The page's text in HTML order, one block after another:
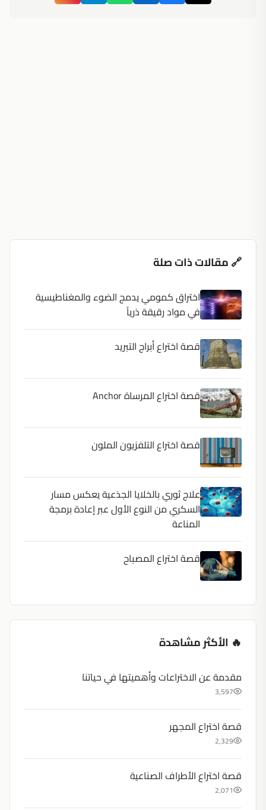
🔗 مقالات ذات صلة
اختراق كمومي يدمج الضوء والمغناطيسية
في مواد رقيقة ذرياً
قصة اختراع أبراج التبريد
قصة اختراع المرساة Anchor
قصة اختراع التلفزيون الملون
علاج ثوري بالخلايا الجذعية يعكس مسار
السكري من النوع الأول عبر إعادة برمجة
المناعة
قصة اختراع المصباح
🔥 الأكثر مشاهدة
مقدمة عن الاختراعات وأهميتها في حياتنا
3,597
قصة اختراع المجهر
2,329
قصة اختراع الأطراف الصناعية
2,071